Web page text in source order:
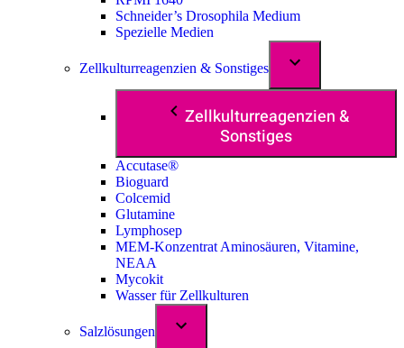
Schneider’s Drosophila Medium
Spezielle Medien
Zellkulturreagenzien & Sonstiges
Zellkulturreagenzien &
Sonstiges
Accutase®
Bioguard
Colcemid
Glutamine
Lymphosep
MEM-Konzentrat Aminosäuren, Vitamine,
NEAA
Mycokit
Wasser für Zellkulturen
Salzlösungen